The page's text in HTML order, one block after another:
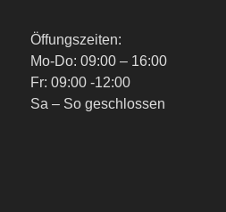
Öffungszeiten:
Mo-Do: 09:00 – 16:00
Fr: 09:00 -12:00
Sa – So geschlossen